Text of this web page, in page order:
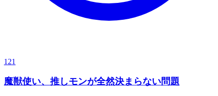
121
魔獣使い、推しモンが全然決まらない問題